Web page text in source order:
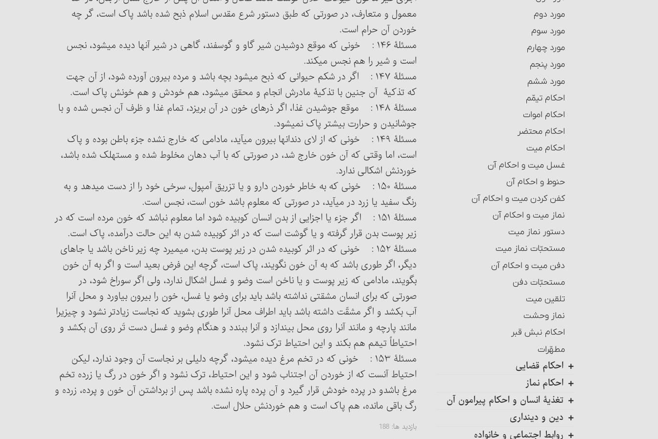
معمول و متعارف، در صورتی که طبق دستور شرع مقدس اسلام ذبح شده باشد پاک است، گر چه
خوردن آن حرام است.
مسئلۀ ۱۴۶ : خونی که موقع دوشیدن شیر گاو و گوسفند، گاهی در شیر آنها دیده می‏شود، نجس
است و شیر را هم نجس می‏کند.
مسئلۀ ۱۴۷ : اگر در شکم حیوانی که ذبح می‏شود بچه باشد و مرده بیرون آورده شود، از آن جهت
که تذکیۀ آن جنین با تذکیۀ مادرش انجام و محقق می‏شود، هم خودش و هم خونش پاک است.
مسئلۀ ۱۴۸ : موقع جوشیدن غذا، اگر ذره‏ای خون در آن بریزد، تمام غذا و ظرف آن نجس شده و با
جوشانیدن و حرارت بیشتر پاک نمی‏شود.
مسئلۀ ۱۴۹ : خونی که از لای دندانها بیرون می‏آید، مادامی که خارج نشده جزء باطن بوده و پاک
است، اما وقتی که آن خون خارج شد، در صورتی که با آب دهان مخلوط شده و مستهلک شده باشد،
خوردنش اشکالی ندارد.
مسئلۀ ۱۵۰ : خونی که به خاطر خوردن دارو و یا تزریق آمپول، سرخی خود را از دست می‏دهد و به
رنگ سفید یا زرد در می‏آید، در صورتی که معلوم باشد خون است، نجس است.
مسئلۀ ۱۵۱ : اگر جزء یا اجزایی از بدن انسان کوبیده شود اما معلوم نباشد که خون مرده است که در
زیر پوست بدن قرار گرفته و یا گوشت است که در اثر کوبیده شدن به این حالت درآمده، پاک است.
مسئلۀ ۱۵۲ : خونی که در اثر کوبیده شدن در زیر پوست بدن، می‏میرد چه زیر ناخن باشد یا جاهای
دیگر، اگر طوری باشد که به آن خون نگویند، پاک است، گرچه این فرض بعید است و اگر به آن خون
بگویند، مادامی که زیر پوست و یا ناخن است وضو و غسل اشکال ندارد، ولی اگر سوراخ شود، در
صورتی که برای انسان مشقتی نداشته باشد باید برای وضو یا غسل، خون را بیرون بیاورد و محل آن‎را
آب بکشد و اگر مشقّت داشته باشد باید اطراف محل آن‎را طوری بشوید که نجاست زیادتر نشود و چیزی‏را
مانند پارچه و مانند آن‎را روی محل بیندازد و آن‎را ببندد و هنگام وضو و غسل دست تَر روی آن بکشد و
احتیاطاً تیمّم هم بکند و این احتیاط ترک نشود.
مسئلۀ ۱۵۳ : خونی که در تخم مرغ دیده می‏شود، گرچه دلیلی بر نجاست آن وجود ندارد، لیکن
احتیاط آنست که از خوردن آن اجتناب شود و این احتیاط، ترک نشود و اگر خون در رگ یا زرده تخم
مرغ باشدو در پرده خودش قرار گیرد و آن پرده پاره نشده باشد پس از برداشتن آن خون و پرده، زرده و
رگ باقی مانده، هم پاک است و هم خوردنش حلال است.
بازدید ها: 188
احکام بیمه
احکام وکالت
شرایط وکیل و موکِّل
احکام قرض
ربای قرضی
سفته، چک و احکام آنها‏
معاملات بانکی
احکام رهن‏
احکام حواله‏
احکام ضمانت‏
احکام کفالت
شرایط کفالت
احکام امانت و امانت‏دار
احکام عاریه‏
احکام هبه (بخشش)
شرایط موهوبٌ‎‏له
شرایط وقف و واقف‏
شرایط ضمن قرارداد وقف
تولیت و نظارت بر وقف و احکام آن
مسائل متفرقۀ وقف‏
راه‌های اثبات وقف
حبس ملک
شرایط حابس‏
صدقه
احکام حجر
افلاس (ورشکستگی)
مورد دوم
مورد سوم‏
مورد چهارم
مورد پنجم‏
مورد ششم
احکام تیمّم
احکام اموات
احکام محتضر
احکام میت‏
غسل میت و احکام آن‏
حنوط و احکام آن‏
کفن کردن میت و احکام آن
نماز میت و احکام آن‏
دستور نماز میت‏
مستحبّات نماز میت
دفن میت و احکام آن
مستحبّات دفن‏
تلقین میت‏
نماز وحشت
احکام نبش قبر
مطهّرات
احکام قضایی
کلیات
شرایط قاضی‏
آداب قضاوت‏
حقّ دادخواهی
احکام نماز
شرط اول
مسائل واجبات و ارکان نماز : رکوع
کلیات
تغذیۀ انسان و احکام پیرامون آن
خوردنیها و آشامیدنیها
احکام سر بریدن و شکار حیوانات
دین و دینداری
ضرورت تحقیق در دین
روابط اجتماعی و خانواده